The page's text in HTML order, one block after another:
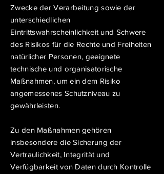
Zwecke der Verarbeitung sowie der
unterschiedlichen
Eintrittswahrscheinlichkeit und Schwere
des Risikos für die Rechte und Freiheiten
natürlicher Personen, geeignete
technische und organisatorische
Maßnahmen, um ein dem Risiko
angemessenes Schutzniveau zu
gewährleisten.
Zu den Maßnahmen gehören
insbesondere die Sicherung der
Vertraulichkeit, Integrität und
Verfügbarkeit von Daten durch Kontrolle